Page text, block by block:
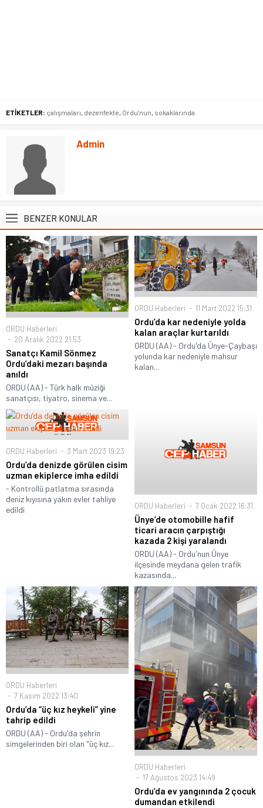
ETİKETLER: çalışmaları, dezenfekte, Ordu’nun, sokaklarında
Admin
BENZER KONULAR
ORDU Haberleri
20 Aralık 2022 21:53
Sanatçı Kamil Sönmez
Ordu’daki mezarı başında
anıldı
ORDU (AA) - Türk halk müziği
sanatçısı, tiyatro, sinema ve...
ORDU Haberleri 11 Mart 2022 15:31
Ordu’da kar nedeniyle yolda
kalan araçlar kurtarıldı
ORDU (AA) - Ordu'da Ünye-Çaybaşı
yolunda kar nedeniyle mahsur
kalan...
ORDU Haberleri 3 Mart 2023 19:23
Ordu’da denizde görülen cisim
uzman ekiplerce imha edildi
- Kontrollü patlatma sırasında
deniz kıyısına yakın evler tahliye
edildi
ORDU Haberleri 7 Ocak 2022 16:31
Ünye’de otomobille hafif
ticari aracın çarpıştığı
kazada 2 kişi yaralandı
ORDU (AA) - Ordu'nun Ünye
ilçesinde meydana gelen trafik
kazasında...
ORDU Haberleri
7 Kasım 2022 13:40
Ordu’da “üç kız heykeli” yine
tahrip edildi
ORDU (AA) - Ordu'da şehrin
simgelerinden biri olan "üç kız...
ORDU Haberleri
17 Ağustos 2023 14:49
Ordu’da ev yangınında 2 çocuk
dumandan etkilendi